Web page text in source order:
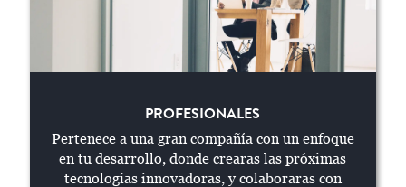
PROFESIONALES
Pertenece a una gran compañía con un enfoque
en tu desarrollo, donde crearas las próximas
tecnologías innovadoras, y colaboraras con